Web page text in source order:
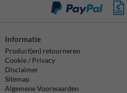
Informatie
Product(en) retourneren
Cookie / Privacy
Disclaimer
Sitemap
Algemene Voorwaarden